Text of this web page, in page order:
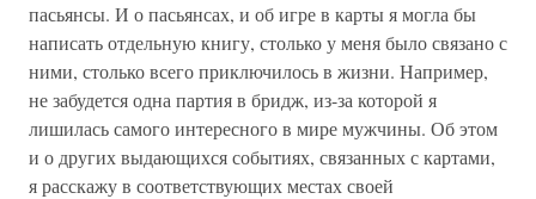
пасьянсы. И о пасьянсах, и об игре в карты я могла бы
написать отдельную книгу, столько у меня было связано с
ними, столько всего приключилось в жизни. Например,
не забудется одна партия в бридж, из-за которой я
лишилась самого интересного в мире мужчины. Об этом
и о других выдающихся событиях, связанных с картами,
я расскажу в соответствующих местах своей